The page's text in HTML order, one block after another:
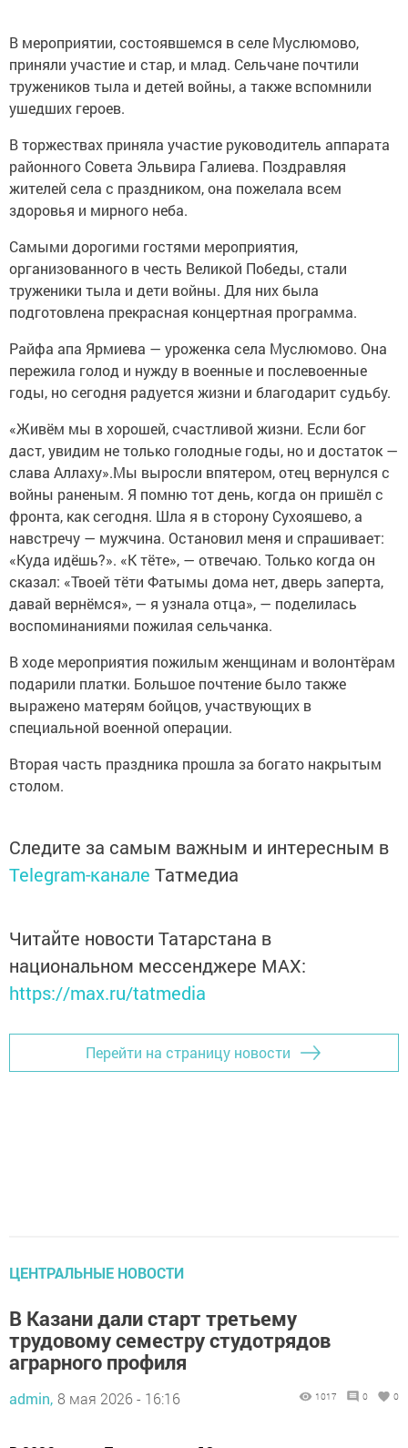
В мероприятии, состоявшемся в селе Муслюмово,
приняли участие и стар, и млад. Сельчане почтили
тружеников тыла и детей войны, а также вспомнили
ушедших героев.
В торжествах приняла участие руководитель аппарата
районного Совета Эльвира Галиева. Поздравляя
жителей села с праздником, она пожелала всем
здоровья и мирного неба.
Самыми дорогими гостями мероприятия,
организованного в честь Великой Победы, стали
труженики тыла и дети войны. Для них была
подготовлена прекрасная концертная программа.
Райфа апа Ярмиева — уроженка села Муслюмово. Она
пережила голод и нужду в военные и послевоенные
годы, но сегодня радуется жизни и благодарит судьбу.
«Живём мы в хорошей, счастливой жизни. Если бог
даст, увидим не только голодные годы, но и достаток —
слава Аллаху».Мы выросли впятером, отец вернулся с
войны раненым. Я помню тот день, когда он пришёл с
фронта, как сегодня. Шла я в сторону Сухояшево, а
навстречу — мужчина. Остановил меня и спрашивает:
«Куда идёшь?». «К тёте», — отвечаю. Только когда он
сказал: «Твоей тёти Фатымы дома нет, дверь заперта,
давай вернёмся», — я узнала отца», — поделилась
воспоминаниями пожилая сельчанка.
В ходе мероприятия пожилым женщинам и волонтёрам
подарили платки. Большое почтение было также
выражено матерям бойцов, участвующих в
специальной военной операции.
Вторая часть праздника прошла за богато накрытым
столом.
Следите за самым важным и интересным в
Telegram-канале Татмедиа
Читайте новости Татарстана в
национальном мессенджере MАХ:
https://max.ru/tatmedia
Перейти на страницу новости
ЦЕНТРАЛЬНЫЕ НОВОСТИ
В Казани дали старт третьему
трудовому семестру студотрядов
аграрного профиля
admin, 8 мая 2026 - 16:16 1017 0 0